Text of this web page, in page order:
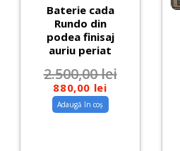
Baterie cada
Rundo din
podea finisaj
auriu periat
2.500,00lei
880,00 lei
Adaugă în coș